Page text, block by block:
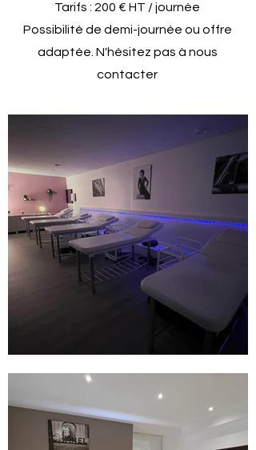
Tarifs : 200 € HT / journée
Possibilité de demi-journée ou offre
adaptée. N'hésitez pas à nous
contacter